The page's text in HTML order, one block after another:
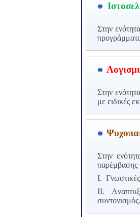
Στην
Στην
με ειδικές
Στην
παρέμβασης
Ι. Γνωστικές
ΙΙ.